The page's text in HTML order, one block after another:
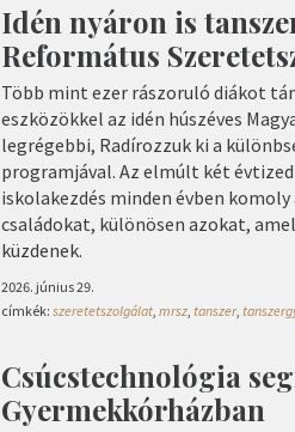
Idén nyáron is
Református
Több mint ezer rászoruló diákot
eszközökkel az idén húszéves
legrégebbi, Radírozzuk ki a
programjával. Az elmúlt két
iskolakezdés minden évben
családokat, különösen azokat,
küzdenek.
2026. június 29.
címkék: szeretetszolgálat mrsz tanszer,
Csúcstechnológia
Gyermekkórházban